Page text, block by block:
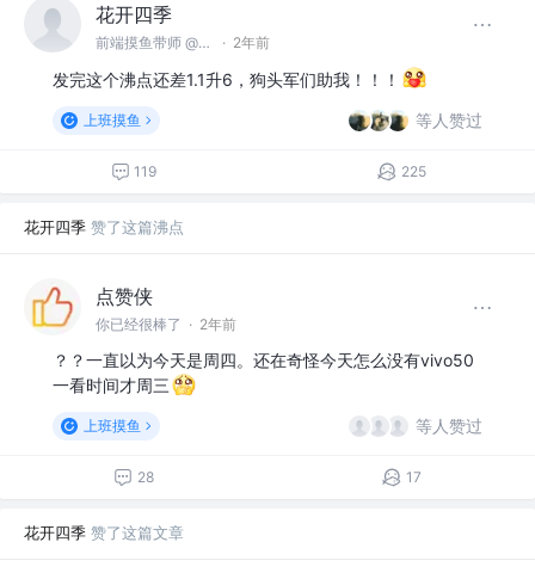
花开四季
前端摸鱼带师 @名不见经传沙雕公司 · 2年前
发完这个沸点还差1.1升6，狗头军们助我！！！
上班摸鱼 等人赞过
119 225
花开四季 赞了这篇沸点
点赞侠
你已经很棒了 · 2年前
？？一直以为今天是周四。还在奇怪今天怎么没有vivo50
一看时间才周三
上班摸鱼 等人赞过
28 17
花开四季 赞了这篇文章